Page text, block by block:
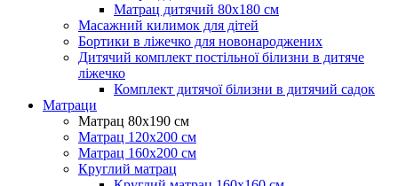
Матрац дитячий 80х180 см
Масажний килимок для дітей
Бортики в ліжечко для новонароджених
Дитячий комплект постільної білизни в дитяче
ліжечко
Комплект дитячої білизни в дитячий садок
Матраци
Матрац 80х190 см
Матрац 120х200 см
Матрац 160х200 см
Круглий матрац